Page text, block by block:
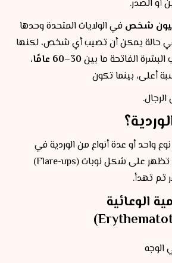
أو الصدر.
في الولايات المتحدة وحدها
حالة يمكن أن تصيب أي شخص، لكنها
الفاتحة ما بين30–60 عامًا
،
أعلى، بينما تكون
واحد أو عدة أنواع من الوردية في
الوقت نفسه، وغالبًا ما تظهر على شكل نوبات (Flare-ups)
ثم تهدأ.
الوعائية
الوجه